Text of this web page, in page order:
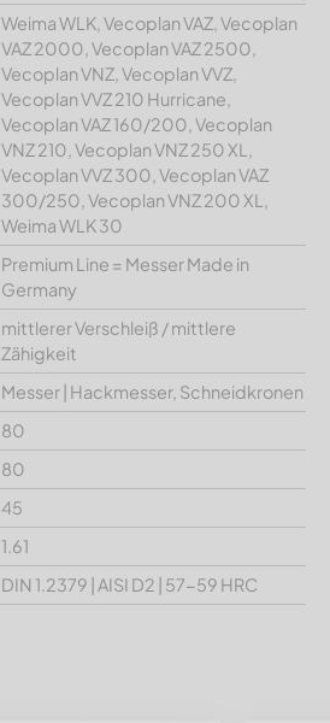
Weima WLK, Vecoplan VAZ, Vecoplan
VAZ 2000, Vecoplan VAZ 2500,
Vecoplan VNZ, Vecoplan VVZ,
Vecoplan VVZ 210 Hurricane,
Vecoplan VAZ 160/200, Vecoplan
VNZ 210, Vecoplan VNZ 250 XL,
Vecoplan VVZ 300, Vecoplan VAZ
300/250, Vecoplan VNZ 200 XL,
Weima WLK 30
Premium Line = Messer Made in
Germany
mittlerer Verschleiß / mittlere
Zähigkeit
Messer | Hackmesser, Schneidkronen
80
80
45
1.61
DIN 1.2379 | AISI D2 | 57-59 HRC